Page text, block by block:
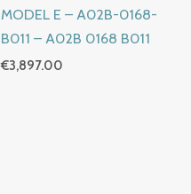
MODEL E – A02B-0168-
B011 – A02B 0168 B011
€3,897.00